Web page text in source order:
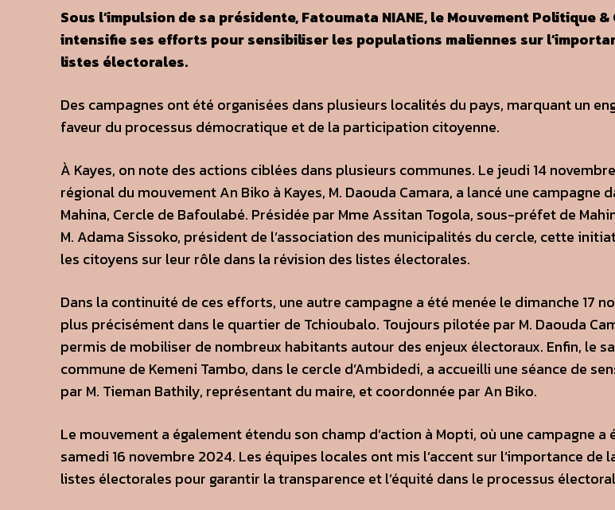
Sous l’impulsion de sa présidente, Fatoumata NIANE, le Mouvement Politique
intensifie ses efforts pour sensibiliser les populations maliennes sur
listes électorales.
Des campagnes ont été organisées dans plusieurs localités du pays, marquant un
faveur du processus démocratique et de la participation citoyenne.
À Kayes, on note des actions ciblées dans plusieurs communes. Le jeudi 14
régional du mouvement An Biko à Kayes, M. Daouda Camara, a lancé une campagne
Mahina, Cercle de Bafoulabé. Présidée par Mme Assitan Togola, sous-préfet de
M. Adama Sissoko, président de l’association des municipalités du cercle, cette
les citoyens sur leur rôle dans la révision des listes électorales.
Dans la continuité de ces efforts, une autre campagne a été menée le dimanche 17
plus précisément dans le quartier de Tchioubalo. Toujours pilotée par M. Daouda
permis de mobiliser de nombreux habitants autour des enjeux électoraux. Enfin, le
commune de Kemeni Tambo, dans le cercle d’Ambidedi, a accueilli une séance de
par M. Tieman Bathily, représentant du maire, et coordonnée par An Biko.
Le mouvement a également étendu son champ d’action à Mopti, où une campagne a
samedi 16 novembre 2024. Les équipes locales ont mis l’accent sur l’importance de
listes électorales pour garantir la transparence et l’équité dans le processus